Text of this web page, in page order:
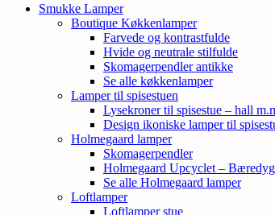
Smukke Lamper
Boutique Køkkenlamper
Farvede og kontrastfulde
Hvide og neutrale stilfulde
Skomagerpendler antikke
Se alle køkkenlamper
Lamper til spisestuen
Lysekroner til spisestue – hall
Design ikoniske lamper til
Holmegaard lamper
Skomagerpendler
Holmegaard Upcyclet –
Se alle Holmegaard lamper
Loftlamper
Loftlamper stue